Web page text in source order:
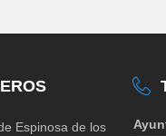
Espinosa de los